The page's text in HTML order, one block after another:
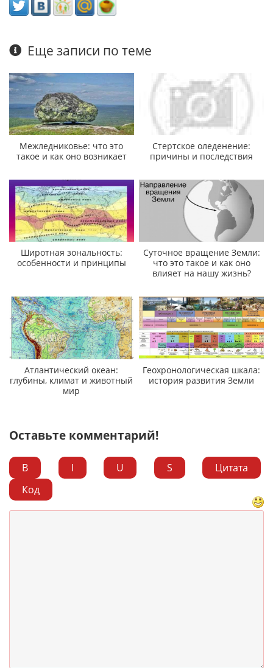
Еще записи по теме
Межледниковье: что это
такое и как оно возникает
Стертское оледенение:
причины и последствия
Широтная зональность:
особенности и принципы
Суточное вращение Земли:
что это такое и как оно
влияет на нашу жизнь?
Атлантический океан:
глубины, климат и животный
мир
Геохронологическая шкала:
история развития Земли
Оставьте комментарий!
B I U S
Цитата
Код